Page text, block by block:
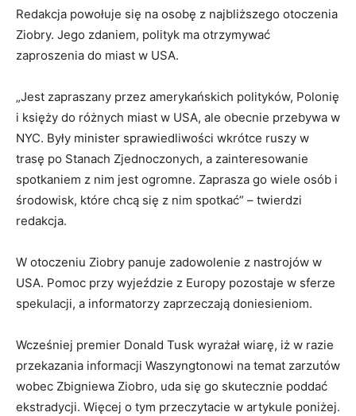
Redakcja powołuje się na osobę z najbliższego otoczenia
Ziobry. Jego zdaniem, polityk ma otrzymywać
zaproszenia do miast w USA.
„Jest zapraszany przez amerykańskich polityków, Polonię
i księży do różnych miast w USA, ale obecnie przebywa w
NYC. Były minister sprawiedliwości wkrótce ruszy w
trasę po Stanach Zjednoczonych, a zainteresowanie
spotkaniem z nim jest ogromne. Zaprasza go wiele osób i
środowisk, które chcą się z nim spotkać” – twierdzi
redakcja.
W otoczeniu Ziobry panuje zadowolenie z nastrojów w
USA. Pomoc przy wyjeździe z Europy pozostaje w sferze
spekulacji, a informatorzy zaprzeczają doniesieniom.
Wcześniej premier Donald Tusk wyrażał wiarę, iż w razie
przekazania informacji Waszyngtonowi na temat zarzutów
wobec Zbigniewa Ziobro, uda się go skutecznie poddać
ekstradycji. Więcej o tym przeczytacie w artykule poniżej.